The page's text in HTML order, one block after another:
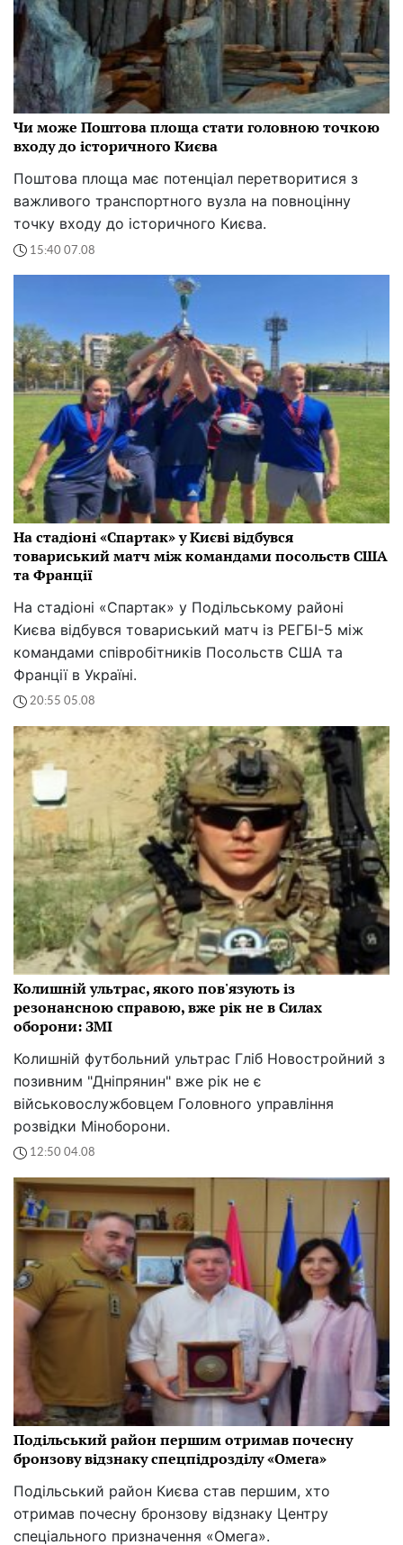
Чи може Поштова площа стати головною точкою
входу до історичного Києва
Поштова площа має потенціал перетворитися з
важливого транспортного вузла на повноцінну
точку входу до історичного Києва.
15:40 07.08
На стадіоні «Спартак» у Києві відбувся
товариський матч між командами посольств США
та Франції
На стадіоні «Спартак» у Подільському районі
Києва відбувся товариський матч із РЕГБІ-5 між
командами співробітників Посольств США та
Франції в Україні.
20:55 05.08
Колишній ультрас, якого пов'язують із
резонансною справою, вже рік не в Силах
оборони: ЗМІ
Колишній футбольний ультрас Гліб Новостройний з
позивним "Дніпрянин" вже рік не є
військовослужбовцем Головного управління
розвідки Міноборони.
12:50 04.08
Подільський район першим отримав почесну
бронзову відзнаку спецпідрозділу «Омега»
Подільський район Києва став першим, хто
отримав почесну бронзову відзнаку Центру
спеціального призначення «Омега».